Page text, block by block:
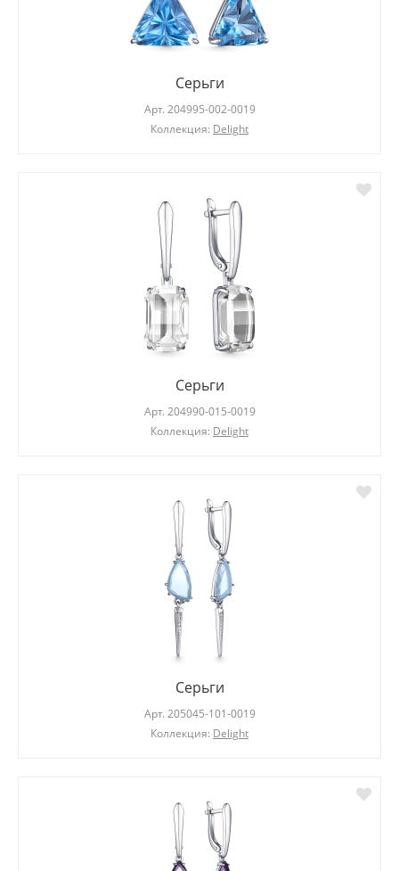
Серьги
Арт. 204995-002-0019
Коллекция: Delight
Серьги
Арт. 204990-015-0019
Коллекция: Delight
Серьги
Арт. 205045-101-0019
Коллекция: Delight